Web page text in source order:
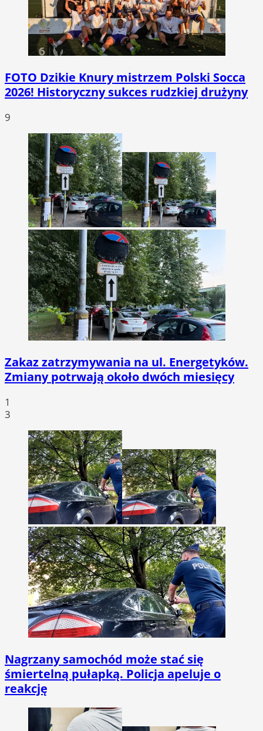
FOTO Dzikie Knury mistrzem Polski Socca
2026! Historyczny sukces rudzkiej drużyny
9
Zakaz zatrzymywania na ul. Energetyków.
Zmiany potrwają około dwóch miesięcy
1
3
Nagrzany samochód może stać się
śmiertelną pułapką. Policja apeluje o
reakcję